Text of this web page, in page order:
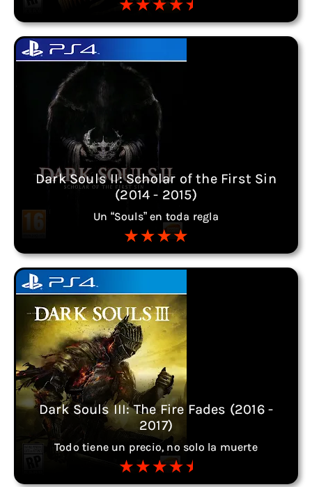
Dark Souls II: Scholar of the First Sin
(2014 - 2015)
Un “Souls” en toda regla
Dark Souls III: The Fire Fades (2016 -
2017)
Todo tiene un precio, no solo la muerte